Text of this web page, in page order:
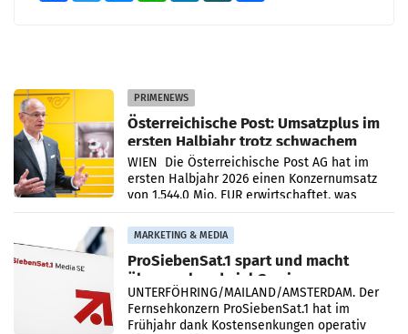
PRIMENEWS
Österreichische Post: Umsatzplus im
ersten Halbjahr trotz schwachem
Briefgeschäft
WIEN Die Österreichische Post AG hat im
ersten Halbjahr 2026 einen Konzernumsatz
von 1.544,0 Mio. EUR erwirtschaftet, was
einem Plus von 3,8 Prozent gegenüber dem
Vergleichszeitraum
MARKETING & MEDIA
ProSiebenSat.1 spart und macht
überraschend viel Gewinn
UNTERFÖHRING/MAILAND/AMSTERDAM. Der
Fernsehkonzern ProSiebenSat.1 hat im
Frühjahr dank Kostensenkungen operativ